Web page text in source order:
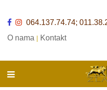
064.137.74.74;
O nama | Kontakt